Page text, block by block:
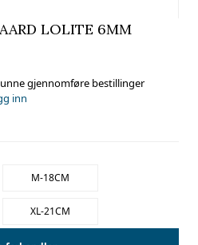
LOLITE 6MM
gjennomføre bestillinger
inn
M-18CM
XL-21CM